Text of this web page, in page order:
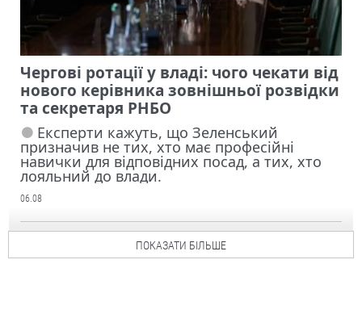
Чергові ротації у владі: чого чекати від
нового керівника зовнішньої розвідки
та секретаря РНБО
Експерти кажуть, що Зеленський
призначив не тих, хто має професійні
навички для відповідних посад, а тих, хто
лояльний до влади.
06.08
ПОКАЗАТИ БІЛЬШЕ